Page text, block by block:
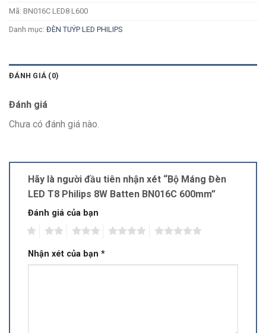
Mã: BN016C LED8 L600
Danh mục: ĐÈN TUÝP LED PHILIPS
ĐÁNH GIÁ (0)
Đánh giá
Chưa có đánh giá nào.
Hãy là người đầu tiên nhận xét “Bộ Máng Đèn
LED T8 Philips 8W Batten BN016C 600mm”
Đánh giá của bạn
Nhận xét của bạn *